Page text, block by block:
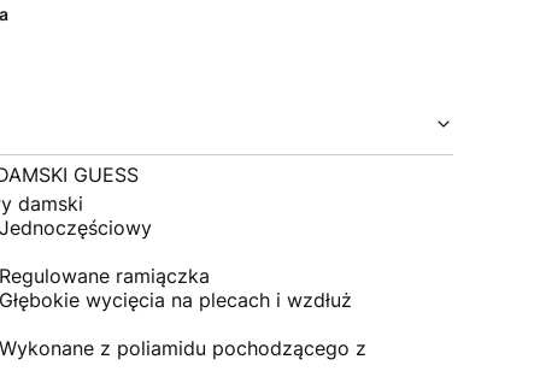
GUESS
damski
ramiączka
wycięcia na plecach i wzdłuż
z poliamidu pochodzącego z